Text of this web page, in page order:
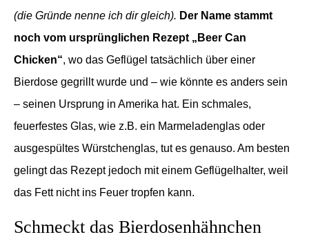
(die Gründe nenne ich dir gleich). Der Name stammt
noch vom ursprünglichen Rezept „Beer Can
Chicken“, wo das Geflügel tatsächlich über einer
Bierdose gegrillt wurde und – wie könnte es anders sein
– seinen Ursprung in Amerika hat. Ein schmales,
feuerfestes Glas, wie z.B. ein Marmeladenglas oder
ausgespültes Würstchenglas, tut es genauso. Am besten
gelingt das Rezept jedoch mit einem Geflügelhalter, weil
das Fett nicht ins Feuer tropfen kann.
Schmeckt das Bierdosenhähnchen